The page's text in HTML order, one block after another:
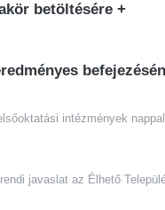
betöltésére +
intézmények
javaslat az Élhető